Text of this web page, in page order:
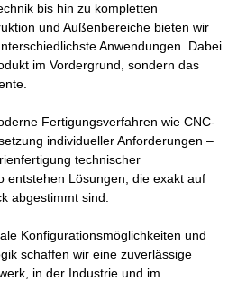
bis hin zu kompletten
und Außenbereiche bieten wir
Anwendungen. Dabei
im Vordergrund, sondern das
Fertigungsverfahren wie CNC-
individueller Anforderungen –
technischer
entstehen Lösungen, die exakt auf
abgestimmt sind.
Konfigurationsmöglichkeiten und
schaffen wir eine zuverlässige
in der Industrie und im